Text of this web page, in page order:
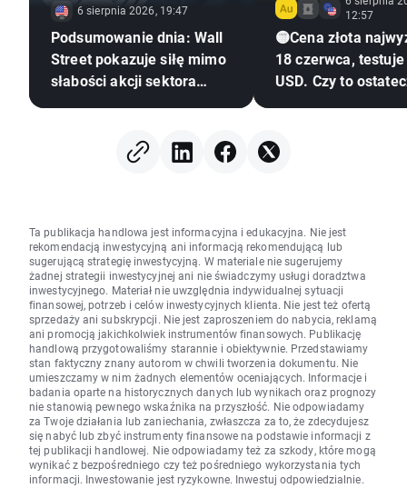
6 sierpnia 2026, 19:47
Podsumowanie dnia: Wall
Street pokazuje siłę mimo
słabości akcji sektora
12:57
🟡Cena złota
18 czerwca,
USD. Czy to
Ta publikacja handlowa jest informacyjna i edukacyjna. Nie jest
rekomendacją inwestycyjną ani informacją rekomendującą lub
sugerującą strategię inwestycyjną. W materiale nie sugerujemy
żadnej strategii inwestycyjnej ani nie świadczymy usługi doradztwa
inwestycyjnego. Materiał nie uwzględnia indywidualnej sytuacji
finansowej, potrzeb i celów inwestycyjnych klienta. Nie jest też ofertą
sprzedaży ani subskrypcji. Nie jest zaproszeniem do nabycia, reklamą
ani promocją jakichkolwiek instrumentów finansowych. Publikację
handlową przygotowaliśmy starannie i obiektywnie. Przedstawiamy
stan faktyczny znany autorom w chwili tworzenia dokumentu. Nie
umieszczamy w nim żadnych elementów oceniających. Informacje i
badania oparte na historycznych danych lub wynikach oraz prognozy
nie stanowią pewnego wskaźnika na przyszłość. Nie odpowiadamy
za Twoje działania lub zaniechania, zwłaszcza za to, że zdecydujesz
się nabyć lub zbyć instrumenty finansowe na podstawie informacji z
tej publikacji handlowej. Nie odpowiadamy też za szkody, które mogą
wynikać z bezpośredniego czy też pośredniego wykorzystania tych
informacji. Inwestowanie jest ryzykowne. Inwestuj odpowiedzialnie.